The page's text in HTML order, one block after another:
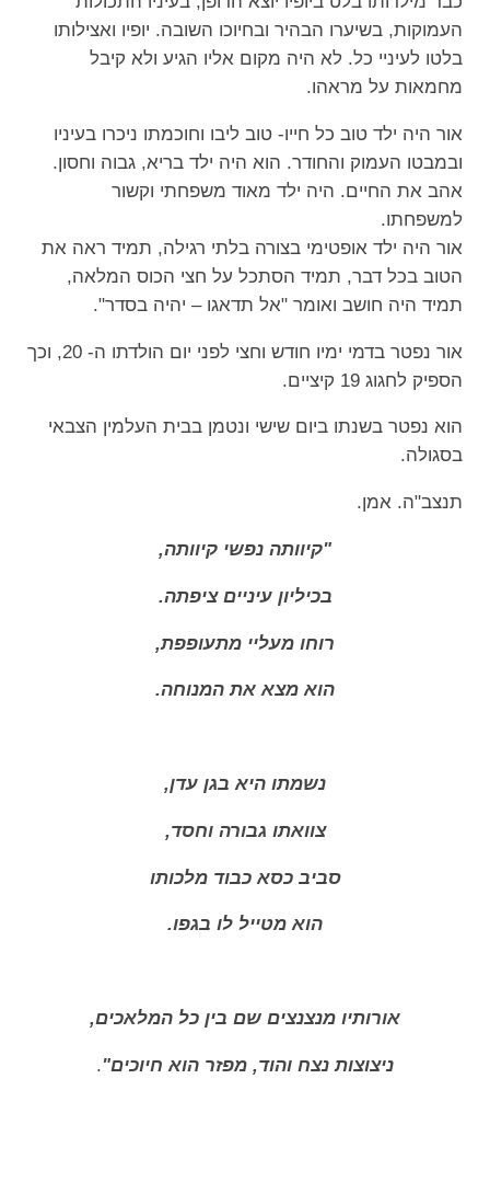
העמוקות, בשיערו הבהיר ובחיוכו השובה. יופיו ואצילותו
בלטו לעיניי כל. לא היה מקום אליו הגיע ולא קיבל
מחמאות על מראהו.
אור היה ילד טוב כל חייו- טוב ליבו וחוכמתו ניכרו בעיניו
ובמבטו העמוק והחודר. הוא היה ילד בריא, גבוה וחסון.
אהב את החיים. היה ילד מאוד משפחתי וקשור
למשפחתו.
אור היה ילד אופטימי בצורה בלתי רגילה, תמיד ראה את
הטוב בכל דבר, תמיד הסתכל על חצי הכוס המלאה,
תמיד היה חושב ואומר "אל תדאגו – יהיה בסדר".
אור נפטר בדמי ימיו חודש וחצי לפני יום הולדתו ה- 20, וכך
הספיק לחגוג 19 קיציים.
הוא נפטר בשנתו ביום שישי ונטמן בבית העלמין הצבאי
בסגולה.
תנצב"ה. אמן.
"קיוותה נפשי קיוותה,
בכיליון עיניים ציפתה.
רוחו מעליי מתעופפת,
הוא מצא את המנוחה.
נשמתו היא בגן עדן,
צוואתו גבורה וחסד,
סביב כסא כבוד מלכותו
הוא מטייל לו בגפו.
אורותיו מנצנצים שם בין כל המלאכים,
ניצוצות נצח והוד, מפזר הוא חיוכים".